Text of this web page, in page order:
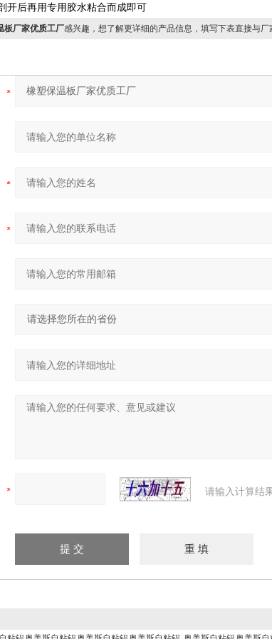
开后再用专用胶水粘合而成即可
板厂家优质工厂感兴趣，想了解更详细的产品信息，填写下表直接与厂
请输入计算结